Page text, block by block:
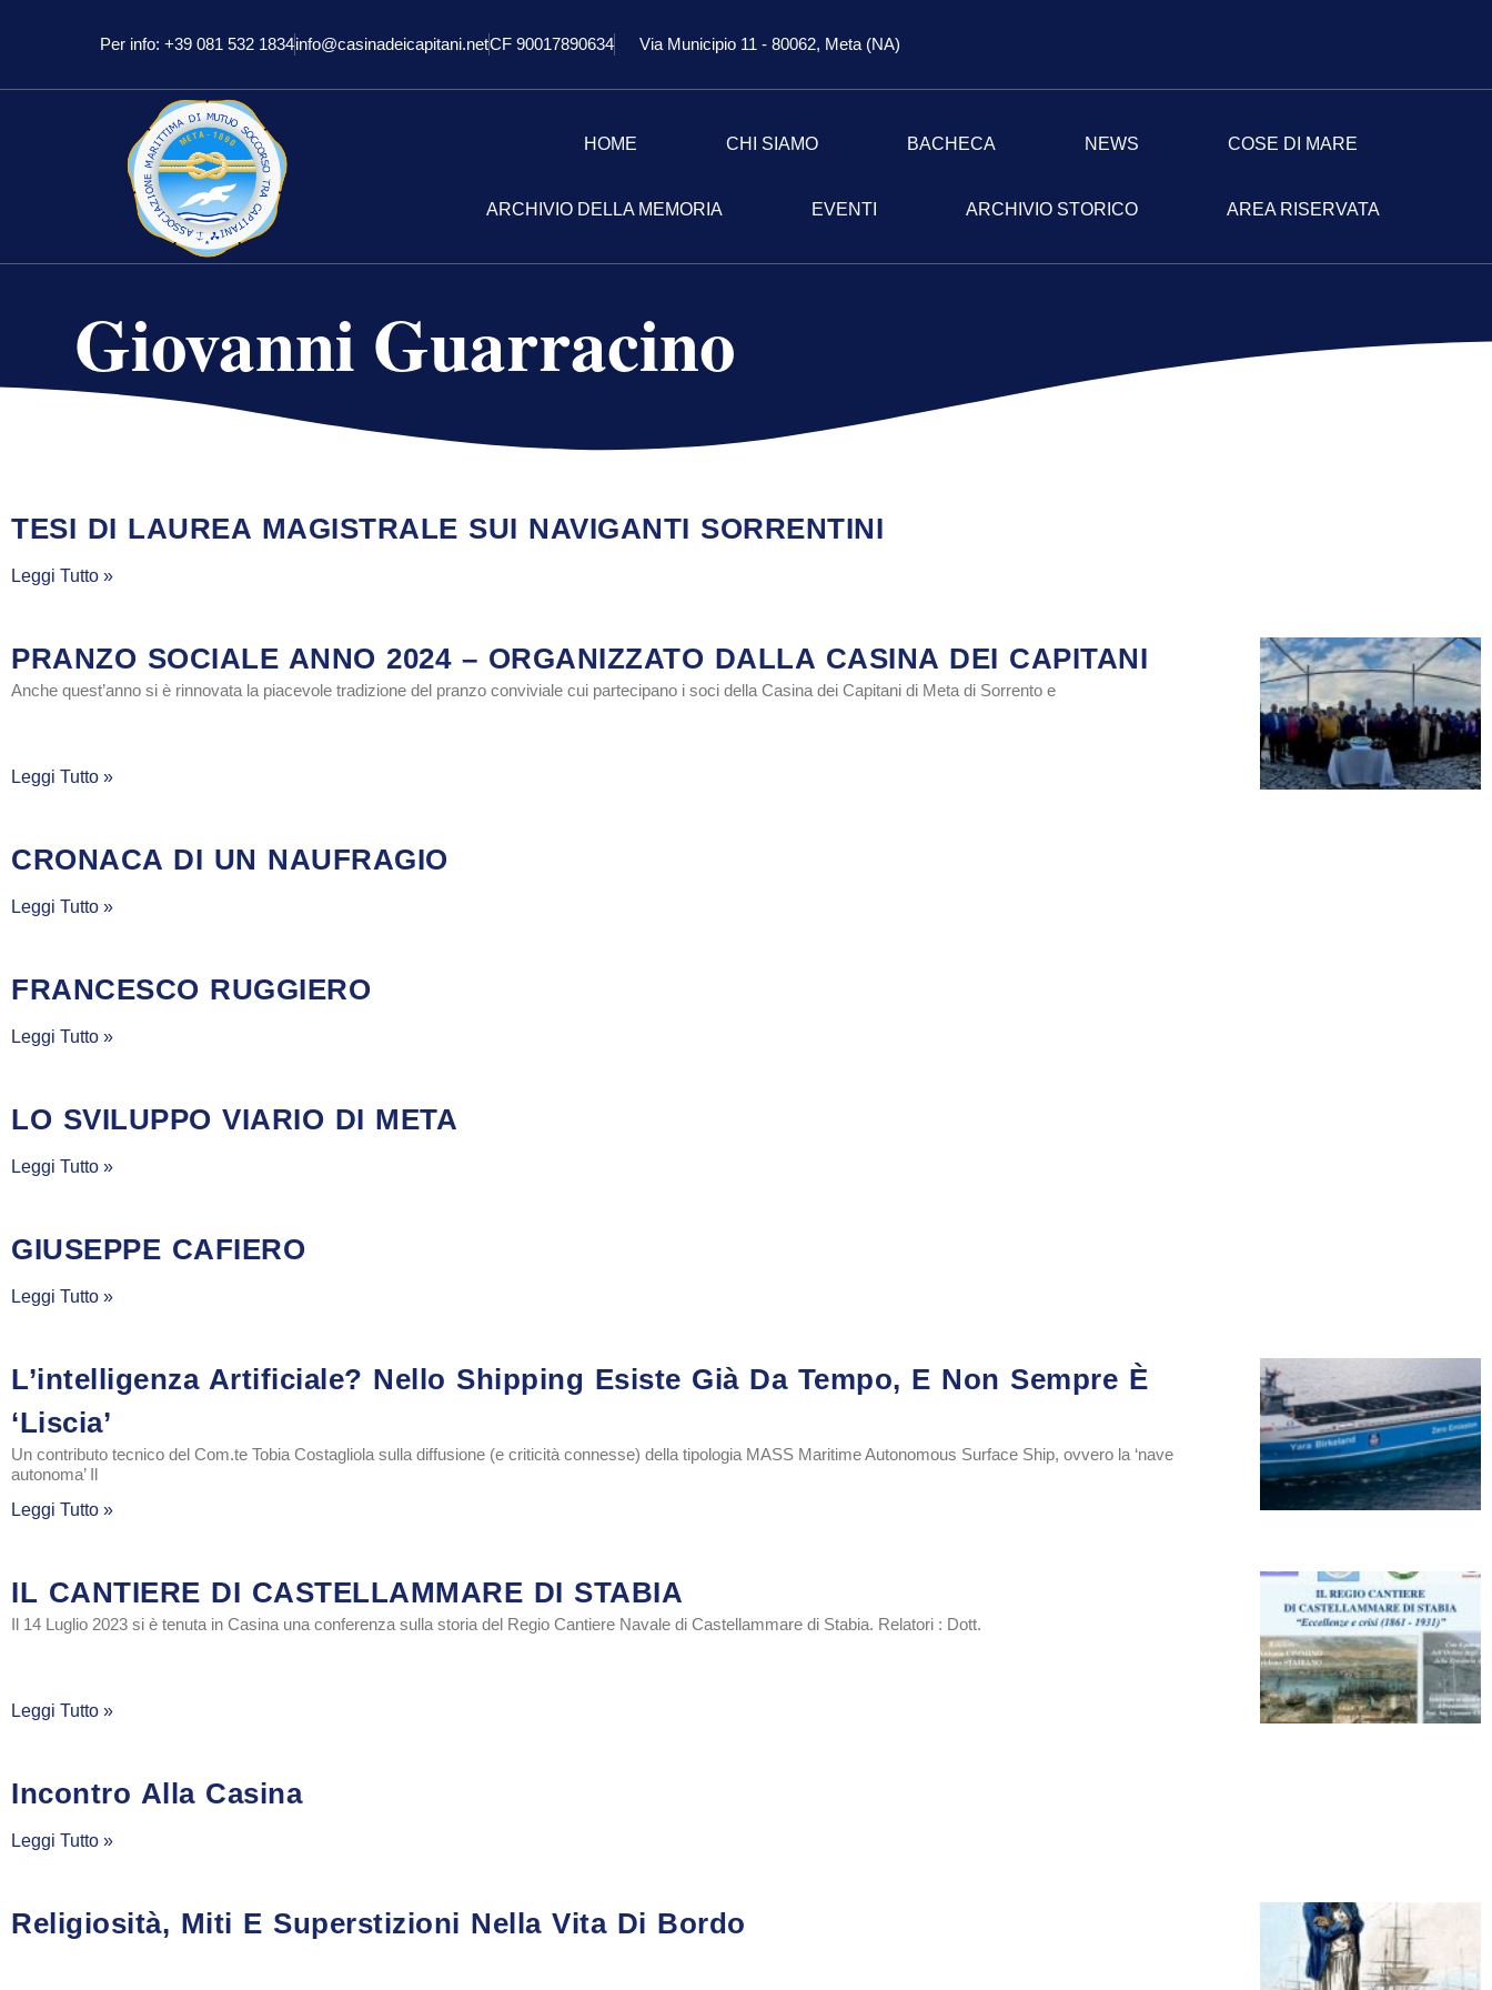
Per info: +39 081 532 1834info@casinadeicapitani.netCF 90017890634 Via Municipio 11 - 80062, Meta (NA)
HOME CHI SIAMO BACHECA NEWS COSE DI MARE
ARCHIVIO DELLA MEMORIA EVENTI ARCHIVIO STORICO AREA RISERVATA
Giovanni Guarracino
TESI DI LAUREA MAGISTRALE SUI NAVIGANTI SORRENTINI
Leggi Tutto »
PRANZO SOCIALE ANNO 2024 – ORGANIZZATO DALLA CASINA DEI CAPITANI
Anche quest’anno si è rinnovata la piacevole tradizione del pranzo conviviale cui partecipano i soci della Casina dei Capitani di Meta di Sorrento e
Leggi Tutto »
CRONACA DI UN NAUFRAGIO
Leggi Tutto »
FRANCESCO RUGGIERO
Leggi Tutto »
LO SVILUPPO VIARIO DI META
Leggi Tutto »
GIUSEPPE CAFIERO
Leggi Tutto »
L’intelligenza Artificiale? Nello Shipping Esiste Già Da Tempo, E Non Sempre È
‘liscia’
Un contributo tecnico del Com.te Tobia Costagliola sulla diffusione (e criticità connesse) della tipologia MASS Maritime Autonomous Surface Ship, ovvero la ‘nave
autonoma’ Il
Leggi Tutto »
IL CANTIERE DI CASTELLAMMARE DI STABIA
Il 14 Luglio 2023 si è tenuta in Casina una conferenza sulla storia del Regio Cantiere Navale di Castellammare di Stabia. Relatori : Dott.
Leggi Tutto »
Incontro Alla Casina
Leggi Tutto »
Religiosità, Miti E Superstizioni Nella Vita Di Bordo